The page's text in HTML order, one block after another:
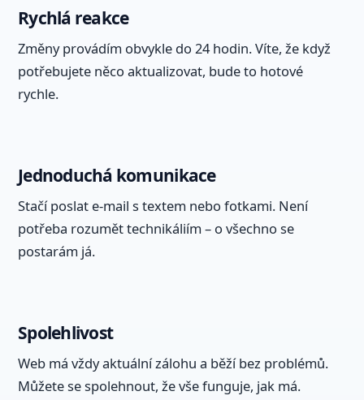
Rychlá reakce
Změny provádím obvykle do 24 hodin. Víte, že když
potřebujete něco aktualizovat, bude to hotové
rychle.
Jednoduchá komunikace
Stačí poslat e-mail s textem nebo fotkami. Není
potřeba rozumět technikáliím – o všechno se
postarám já.
Spolehlivost
Web má vždy aktuální zálohu a běží bez problémů.
Můžete se spolehnout, že vše funguje, jak má.